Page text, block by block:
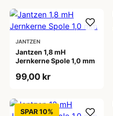
JANTZEN
Jantzen 1,8 mH
Jernkerne Spole 1,0 mm
99,00 kr
SPAR 10%